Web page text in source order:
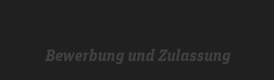
Bewerbung und Zulassung